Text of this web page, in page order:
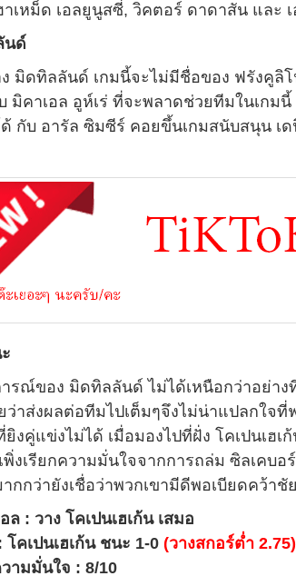
าเหม็ด เอลยูนูสซี่, วิคตอร์ ดาดาสัน และ
นด์
มิดทิลลันด์ เกมนี้จะไม่มีชื่อของ ฟรังคูลิ
มิคาเอล อูห์เร่ ที่จะพลาดช่วยทีมในเกม
กับ อารัล ซิมซีร์ คอยขึ้นเกมสนับสนุน เ
รณ์ของ มิดทิลลันด์ ไม่ได้เหนือกว่าอย่า
ว่าส่งผลต่อทีมไปเต็มๆจึงไม่น่าแปลกใจ
งคู่แข่งไม่ได้ เมื่อมองไปที่ฝั่ง โคเปนเฮ
พิ่งเรียกความมั่นใจจากการถล่ม ซิลเคบอ
กกว่ายังเชื่อว่าพวกเขามีดีพอเบียดคว้าชั
ล : วาง โคเปนเฮเก้น เสมอ
โคเปนเฮเก้น ชนะ 1-0 (วางสกอร์ต่ำ 2.75)
ามมั่นใจ : 8/10